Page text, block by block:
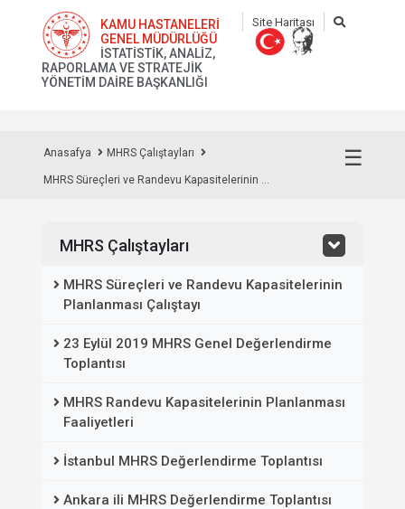
KAMU HASTANELERİ
GENEL MÜDÜRLÜĞÜ
İSTATİSTİK, ANALİZ,
RAPORLAMA VE STRATEJİK
YÖNETİM DAİRE BAŞKANLIĞI
Site Haritası
☰
Anasafya MHRS Çalıştayları
MHRS Süreçleri ve Randevu Kapasitelerinin ...
MHRS Çalıştayları
MHRS Süreçleri ve Randevu Kapasitelerinin
Planlanması Çalıştayı
23 Eylül 2019 MHRS Genel Değerlendirme
Toplantısı
MHRS Randevu Kapasitelerinin Planlanması
Faaliyetleri
İstanbul MHRS Değerlendirme Toplantısı
Ankara ili MHRS Değerlendirme Toplantısı